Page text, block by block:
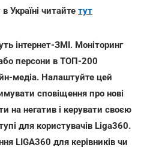
Україні читайте тут
інтернет-ЗМІ. Моніторинг
персони в ТОП-200
медіа. Налаштуйте цей
сповіщення про нові
на негатив і керувати своєю
для користувачів Liga360.
LIGA360 для керівників чи